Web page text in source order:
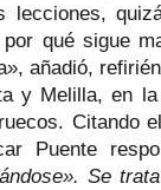
lecciones,
qué sigue
añadió,
y Melilla, en
Citando
Puente
Se